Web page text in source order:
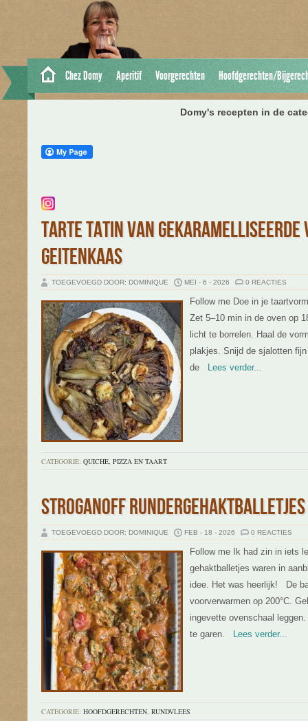
Chez Domy Aperitif Voorgerechten Hoofdgerechten/
Domy's recepten in de
TARTE TATIN VAN GEKARAMELLISEERDE
GEITENKAAS
TOEGEVOEGD DOOR: DOMINIQUE MEI - 6 - 2026 0 REACTIES
Follow me Doe in je
Zet 5–10 min in de oven op
licht te borrelen. Haal de
plakjes. Snijd de sjalotten
de Lees verder...
CATEGORIE: QUICHE, PIZZA EN TAART
STROGANOFF RUNDERGEHAKTBALLETJES
TOEGEVOEGD DOOR: DOMINIQUE FEB - 18 - 2026 0 REACTIES
Follow me Ik had zin in iets
gehaktballetjes waren in
idee. Het was heerlijk! De
voorverwarmen op 200°C.
ingevette ovenschaal
te garen. Lees verder...
CATEGORIE: HOOFDGERECHTEN, RUNDVLEES